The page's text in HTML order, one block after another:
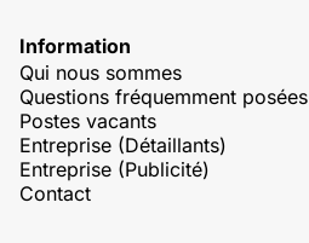
Information
Qui nous sommes
Questions fréquemment posées
Postes vacants
Entreprise (Détaillants)
Entreprise (Publicité)
Contact